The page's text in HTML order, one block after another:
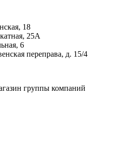
18
25А
6
переправа, д. 15/4
группы компаний